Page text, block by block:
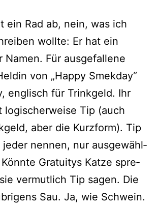
ein Rad ab, nein, was ich
woll­te: Er hat ein
Namen. Für aus­ge­fal­le­ne
von „Happy Smekday“
eng­lisch für Trinkgeld. Ihr
logi­scher­wei­se Tip (auch
aber die Kurzform). Tip
nen­nen, nur aus­ge­wähl­
Gratuitys Katze spre­
ver­mut­lich Tip sagen. Die
Sau. Ja, wie Schwein.